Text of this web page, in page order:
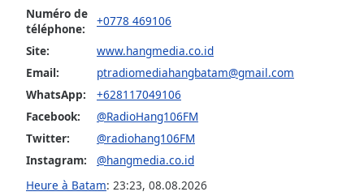
subtitles
settings
opens
subtitles
settings
dialog
subtitles
off
selected
Numéro de
téléphone:
+0778 469106
Site:
www.hangmedia.co.id
Email:
ptradiomediahangbatam@gmail.com
WhatsApp:
+628117049106
Facebook:
@RadioHang106FM
Twitter:
@radiohang106FM
Instagram:
@hangmedia.co.id
Heure à Batam: 23:23, 08.08.2026